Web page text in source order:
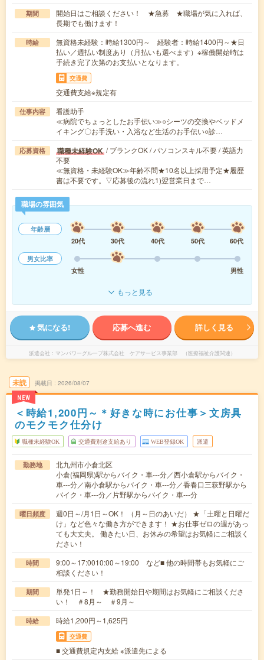
期間
開始日はご相談ください！ ★急募 ★職場が気に入れば、
長期でも働けます！
時給
無資格未経験：時給1300円～ 経験者：時給1400円～★日
払い／週払い制度あり（月払いも選べます）※稼働開始時は
手続き完了次第のお支払いとなります。
交通費
交通費支給※規定有
仕事内容
看護助手
≪病院でちょっとしたお手伝い≫○シーツの交換やベッドメ
イキング〇お手洗い・入浴など生活のお手伝い○診…
応募資格 職種未経験OK / ブランクOK / パソコンスキル不要 / 英語力
不要
≪無資格・未経験OK≫年齢不問★10名以上採用予定★履歴
書は不要です。▽応募後の流れ1)翌営業日まで…
職場の雰囲気
年齢層
20代
30代 40代 50代
60代
男女比率
女性
男性
もっと見る
気になる! 応募へ進む 詳しく見る
派遣会社 マンパワーグループ株式会社 ケアサービス事業部 （医療福祉介護関連）
未読
NEW
掲載日 2026/08/07
＜時給1,200円～＊好きな時にお仕事＞文房具
のモクモク仕分け
職種未経験OK 交通費別途支給あり WEB登録OK 派遣
勤務地
北九州市小倉北区
小倉(福岡県)駅からバイク・車---分／西小倉駅からバイク・
車---分／南小倉駅からバイク・車---分／香春口三萩野駅から
バイク・車---分／片野駅からバイク・車---分
曜日頻度
週0日～/月1日～OK！ （月～日のあいだ） ★「土曜と日曜だ
け」など色々な働き方ができます！ ★お仕事ゼロの週があっ
ても大丈夫。 働きたい日、お休みの希望はお気軽にご相談く
ださい！
時間
9:00～17:0010:00～19:00 など■ 他の時間帯もお気軽にご
相談ください！
期間
単発1日～！ ★勤務開始日や期間はお気軽にご相談くださ
い！ ＃8月～ ＃9月～
時給 時給1,200円～1,625円
交通費
■ 交通費規定内支給 ※派遣先による